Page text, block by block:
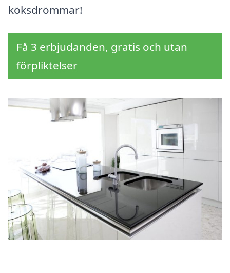
köksdrömmar!
Få 3 erbjudanden, gratis och utan
förpliktelser